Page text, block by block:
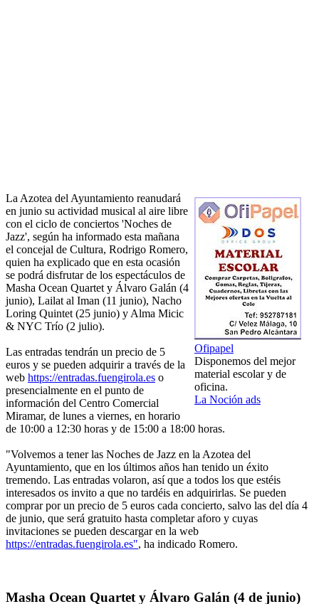
Ofipapel
Disponemos del mejor
material escolar y de
oficina.
La Noción ads
La Azotea del Ayuntamiento reanudará
en junio su actividad musical al aire libre
con el ciclo de conciertos 'Noches de
Jazz', según ha informado esta mañana
el concejal de Cultura, Rodrigo Romero,
quien ha explicado que en esta ocasión
se podrá disfrutar de los espectáculos de
Masha Ocean Quartet y Álvaro Galán (4
junio), Lailat al Iman (11 junio), Nacho
Loring Quintet (25 junio) y Alma Micic
& NYC Trío (2 julio).
Las entradas tendrán un precio de 5
euros y se pueden adquirir a través de la
web https://entradas.fuengirola.es o
presencialmente en el punto de
información del Centro Comercial
Miramar, de lunes a viernes, en horario
de 10:00 a 12:30 horas y de 15:00 a 18:00 horas.
"Volvemos a tener las Noches de Jazz en la Azotea del
Ayuntamiento, que en los últimos años han tenido un éxito
tremendo. Las entradas volaron, así que a todos los que estéis
interesados os invito a que no tardéis en adquirirlas. Se pueden
comprar por un precio de 5 euros cada concierto, salvo las del día 4
de junio, que será gratuito hasta completar aforo y cuyas
invitaciones se pueden descargar en la web
https://entradas.fuengirola.es", ha indicado Romero.
Masha Ocean Quartet y Álvaro Galán (4 de junio)